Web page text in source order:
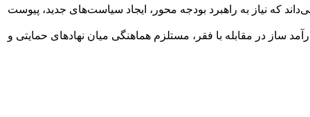
که نیاز به راهبرد بودجه محور، ایجاد سیاست‌های جدید، پیوست
در مقابله با فقر، مستلزم هماهنگی میان نهادهای حمایتی و